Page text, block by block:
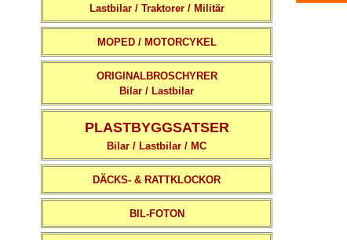
Lastbilar / Traktorer / Militär
MOPED / MOTORCYKEL
ORIGINALBROSCHYRER
Bilar / Lastbilar
PLASTBYGGSATSER
Bilar / Lastbilar / MC
DÄCKS- & RATTKLOCKOR
BIL-FOTON